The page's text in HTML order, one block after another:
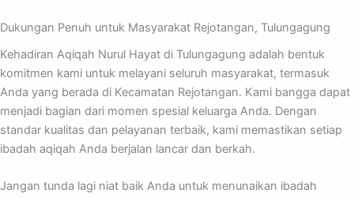
Dukungan Penuh untuk Masyarakat Rejotangan, Tulungagung
Kehadiran Aqiqah Nurul Hayat di Tulungagung adalah bentuk
komitmen kami untuk melayani seluruh masyarakat, termasuk
Anda yang berada di Kecamatan Rejotangan. Kami bangga dapat
menjadi bagian dari momen spesial keluarga Anda. Dengan
standar kualitas dan pelayanan terbaik, kami memastikan setiap
ibadah aqiqah Anda berjalan lancar dan berkah.
Jangan tunda lagi niat baik Anda untuk menunaikan ibadah